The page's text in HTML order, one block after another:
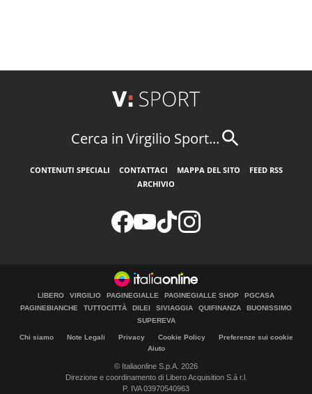
Cerca in Virgilio Sport...
CONTENUTI SPECIALI CONTATTACI MAPPA DEL SITO
FEED RSS
ARCHIVIO
LIBERO VIRGILIO PAGINEGIALLE PAGINEGIALLE SHOP
PGCASA
PAGINEBIANCHE
TUTTOCITTÀ DILEI SIVIAGGIA QUIFINANZA
BUONISSIMO
SUPEREVA
Chi siamo Note Legali Privacy Cookie Policy
Preferenze sui cookie
Aiuto
© Italiaonline S.p.A. 2026
Direzione e coordinamento di Libero Acquisition S.á r.l.
P. IVA 03970540963